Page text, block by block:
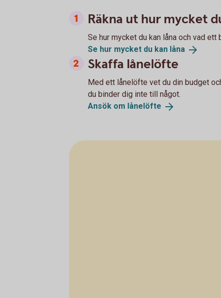
Räkna ut hur mycket
Se hur mycket du kan låna och vad ett
Se hur mycket du kan låna
Skaffa lånelöfte
Med ett lånelöfte vet du din budget
du binder dig inte till något.
Ansök om lånelöfte